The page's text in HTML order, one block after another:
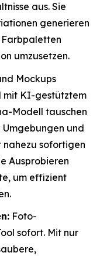
aus. Sie
generieren
umzusetzen.
Mockups
mit KI-gestütztem
Modell tauschen
Umgebungen und
nahezu sofortigen
Ausprobieren
um effizient
Foto-
sofort. Mit nur